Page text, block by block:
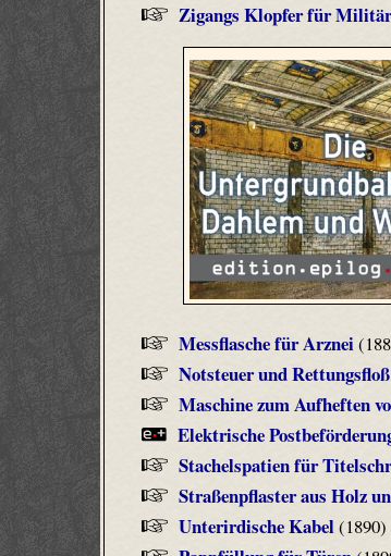
Zigangs Klopfer für
Messflasche für Arznei
Notsteuer und Rettungsfloß
Maschine zum Aufheften
Elektrische
Stachelspatien für
Straßenpflaster aus Holz
Unterirdische Kabel(1890)